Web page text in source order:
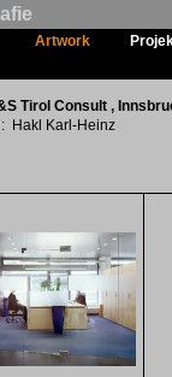
Artwork
Tirol Consult ,
Hakl Karl-Heinz